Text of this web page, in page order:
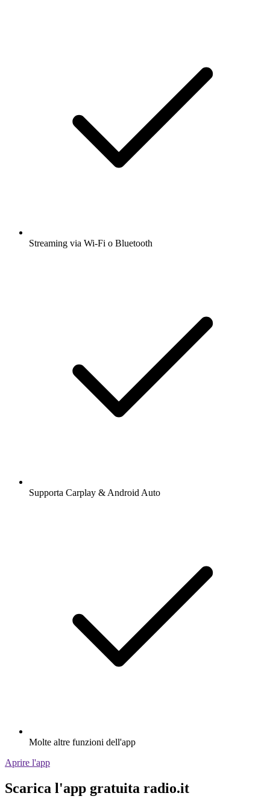
Streaming via Wi-Fi o Bluetooth
Supporta Carplay & Android Auto
Molte altre funzioni dell'app
Aprire l'app
Scarica l'app gratuita radio.it